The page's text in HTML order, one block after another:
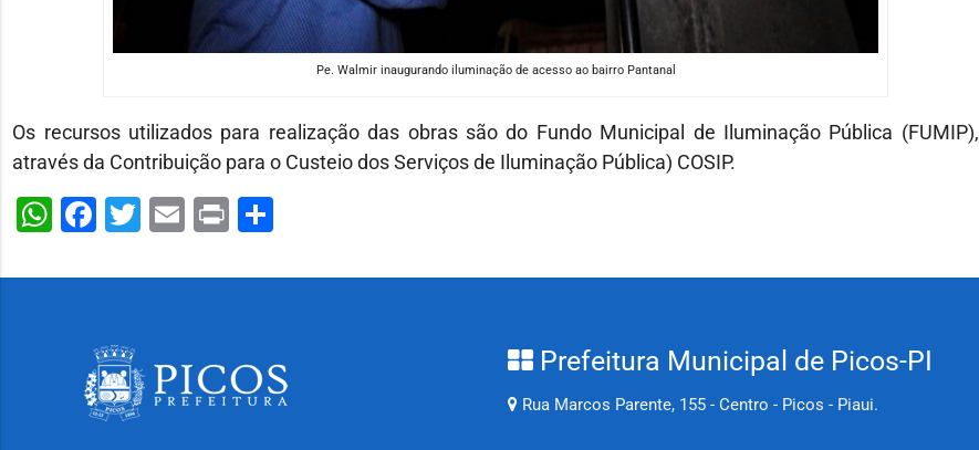
Pe. Walmir inaugurando iluminação de acesso ao bairro Pantanal
Os recursos utilizados para realização das obras são do Fundo Municipal de Iluminação Pública (FUMIP),
através da Contribuição para o Custeio dos Serviços de Iluminação Pública) COSIP.
WhatsApp
Facebook
Twitter
Email
Print
Prefeitura Municipal de Picos-PI
Rua Marcos Parente, 155 - Centro - Picos - Piaui.